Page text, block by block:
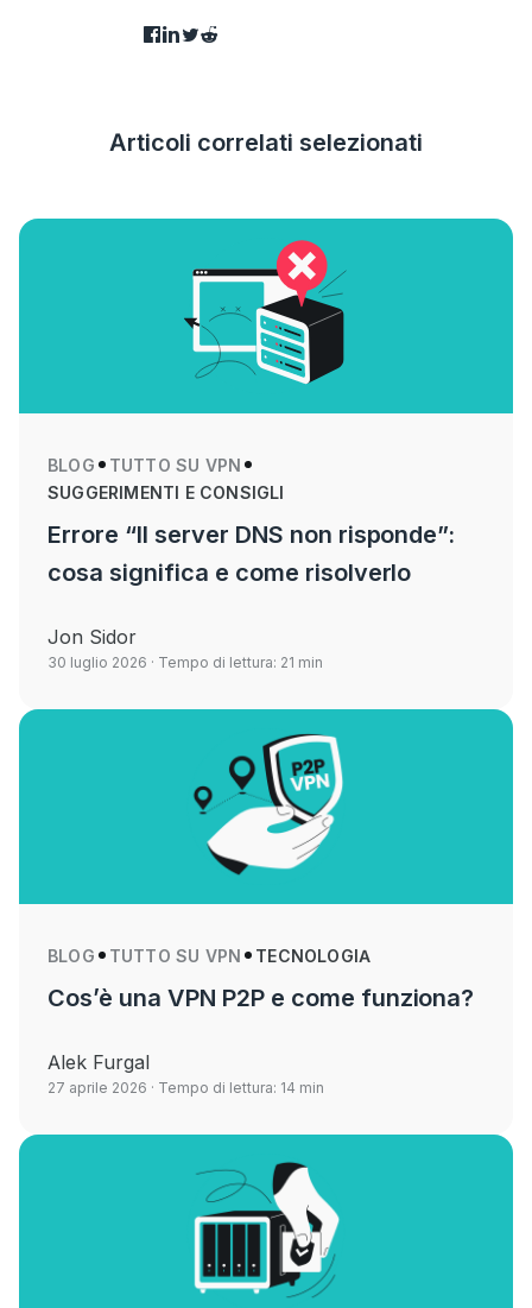
Articoli correlati selezionati
BLOG
TUTTO SU VPN
SUGGERIMENTI E CONSIGLI
Errore “Il server DNS non risponde”:
cosa significa e come risolverlo
Jon Sidor
30 luglio 2026 · Tempo di lettura: 21 min
BLOG TUTTO SU VPN TECNOLOGIA
Cos’è una VPN P2P e come funziona?
Alek Furgal
27 aprile 2026 · Tempo di lettura: 14 min